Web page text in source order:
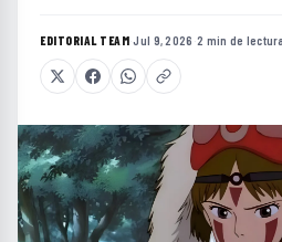
EDITORIAL TEAM·Jul 9, 2026 ·2 min de lectura